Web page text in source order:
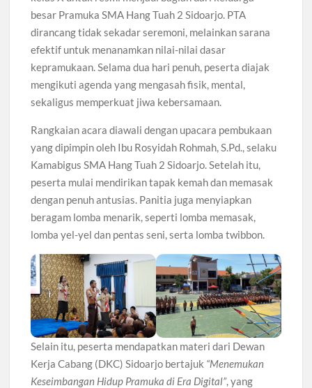
besar Pramuka SMA Hang Tuah 2 Sidoarjo. PTA
dirancang tidak sekadar seremoni, melainkan sarana
efektif untuk menanamkan nilai-nilai dasar
kepramukaan. Selama dua hari penuh, peserta diajak
mengikuti agenda yang mengasah fisik, mental,
sekaligus memperkuat jiwa kebersamaan.
Rangkaian acara diawali dengan upacara pembukaan
yang dipimpin oleh Ibu Rosyidah Rohmah, S.Pd., selaku
Kamabigus SMA Hang Tuah 2 Sidoarjo. Setelah itu,
peserta mulai mendirikan tapak kemah dan memasak
dengan penuh antusias. Panitia juga menyiapkan
beragam lomba menarik, seperti lomba memasak,
lomba yel-yel dan pentas seni, serta lomba twibbon.
Selain itu, peserta mendapatkan materi dari Dewan
Kerja Cabang (DKC) Sidoarjo bertajuk “Menemukan
Keseimbangan Hidup Pramuka di Era Digital”, yang